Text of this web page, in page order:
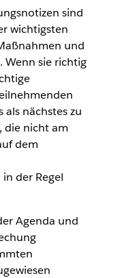
sind
wichtigsten
und
Wenn sie richtig
als nächstes zu
die nicht am
dem
der Regel
Agenda und